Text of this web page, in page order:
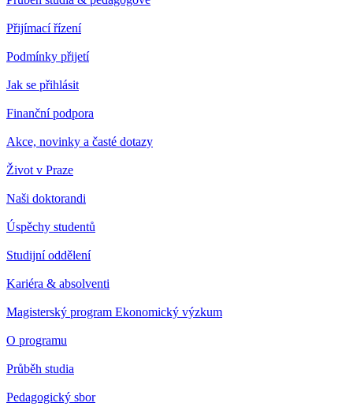
Přijímací řízení
Podmínky přijetí
Jak se přihlásit
Finanční podpora
Akce, novinky a časté dotazy
Život v Praze
Naši doktorandi
Úspěchy studentů
Studijní oddělení
Kariéra & absolventi
Magisterský program Ekonomický výzkum
O programu
Průběh studia
Pedagogický sbor